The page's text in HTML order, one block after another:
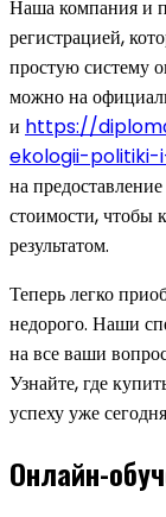
Наша компания и
регистрацией,
простую систему
можно на
и https://
ekologii-
на
стоимости, чтобы
результатом.
Теперь легко
недорого. Наши
на все ваши
Узнайте, где
успеху уже
Онлайн-